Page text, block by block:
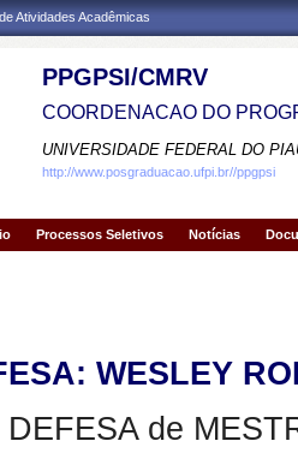
Atividades Acadêmicas
PPGPSI/CMRV
COORDENACAO DO
UNIVERSIDADE FEDERAL DO
http://www.posgraduacao.ufpi.br//ppgpsi
Processos Seletivos Notícias
WESLEY
de